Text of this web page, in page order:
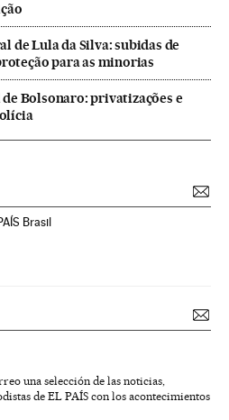
de Lula da Silva: subidas de
para as minorias
Bolsonaro: privatizações e
Brasil
una selección de las noticias,
de EL PAÍS con los acontecimientos